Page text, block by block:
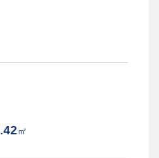
㎡